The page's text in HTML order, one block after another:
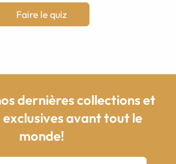
Faire le quiz
dernières collections et
avant tout le
monde!